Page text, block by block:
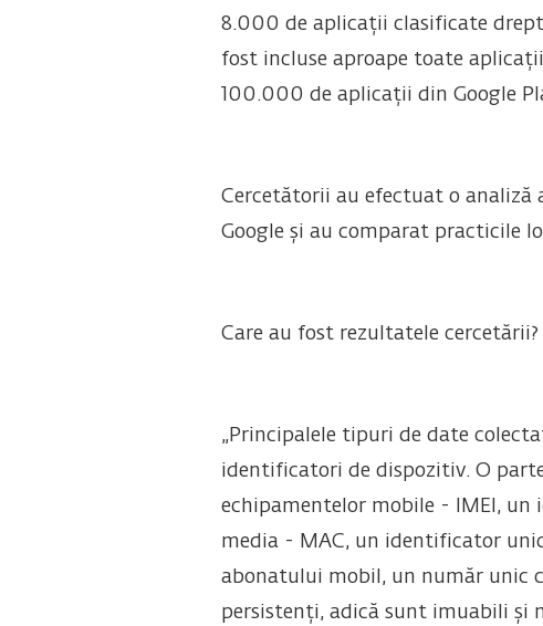
8.000 de aplicații clasificate drept
fost incluse aproape toate
100.000 de aplicații din Google
Cercetătorii au efectuat o
Google și au comparat practicile
Care au fost rezultatele cercetării?
„Principalele tipuri de date
identificatori de dispozitiv. O
echipamentelor mobile - IMEI,
media - MAC, un identificator
abonatului mobil, un număr unic
persistenți, adică sunt imuabili și